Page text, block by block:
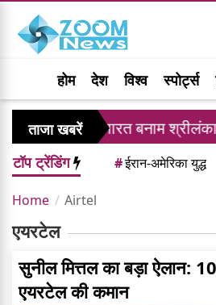
होम देश विश्व स्पोर्ट्स
ताजा खबरेंभारत बनाम श्रीलंका:
टॉप ट्रेंडिंग #ईरान-अमेरिका युद्ध
Home Airtel
एयरटेल
सुनील मित्तल का बड़ा ऐलान:
एयरटेल की कमान